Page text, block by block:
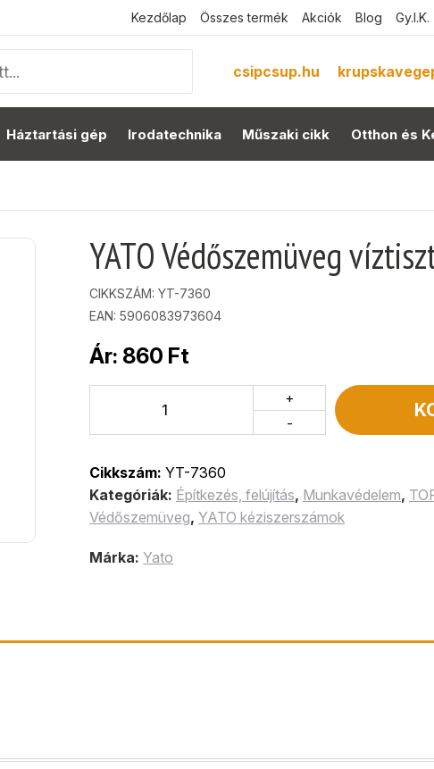
Kezdőlap Összes termék Akciók Blog Gy.I.K.
csipcsup.hu
Háztartási gép Irodatechnika Műszaki cikk Otthon és
YATO Védőszemüveg
CIKKSZÁM: YT-7360
EAN: 5906083973604
Ár: 860 Ft
-
+
Cikkszám: YT-7360
Kategóriák: Építkezés, felújítás, Munkavédelem,
Védőszemüveg, YATO kéziszerszámok
Márka: Yato